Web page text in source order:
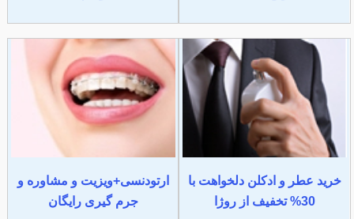
خرید عطر و ادکلن دلخواهت با
30% تخفیف از روژا
ارتودنسی+ویزیت و مشاوره و
جرم گیری رایگان